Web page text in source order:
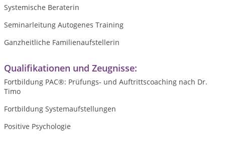
Systemische Beraterin
Seminarleitung Autogenes Training
Ganzheitliche Familienaufstellerin
Qualifikationen und Zeugnisse:
Fortbildung PAC®: Prüfungs- und Auftrittscoaching nach Dr.
Timo
Fortbildung Systemaufstellungen
Positive Psychologie